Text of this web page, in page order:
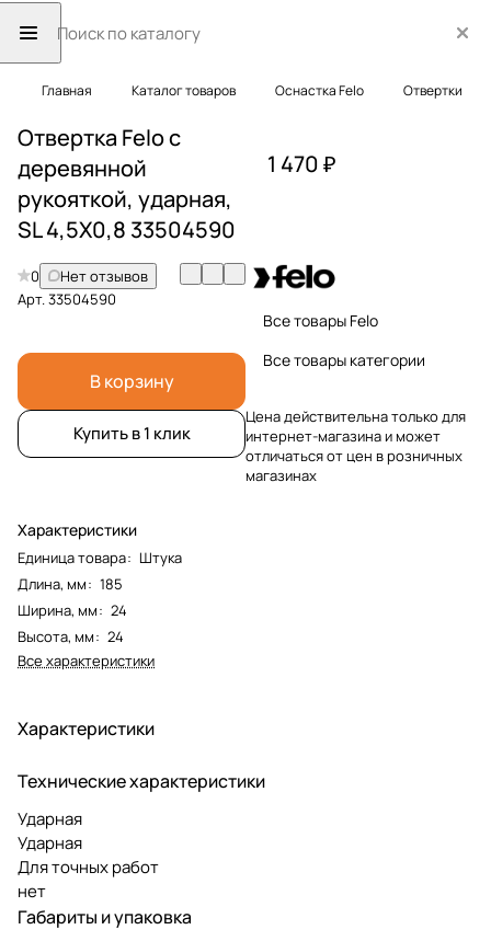
Главная Каталог товаров Оснастка Felo Отвертки
Отвертка Felo с
деревянной
рукояткой, ударная,
SL 4,5Х0,8 33504590
0
Нет отзывов
Арт.33504590
В корзину
Купить в 1 клик
Характеристики
Единица товара: Штука
Длина, мм: 185
Ширина, мм: 24
Высота, мм: 24
Все характеристики
1 470 ₽
Все товары Felo
Все товары категории
Цена действительна только для
интернет-магазина и может
отличаться от цен в розничных
магазинах
Характеристики
Технические характеристики
Ударная
Ударная
Для точных работ
нет
Габариты и упаковка